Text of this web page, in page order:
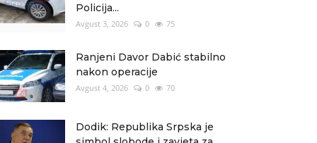
Policija...
Avgust 3, 2026 0 75
Ranjeni Davor Dabić stabilno
nakon operacije
Avgust 4, 2026 0 70
Dodik: Republika Srpska je